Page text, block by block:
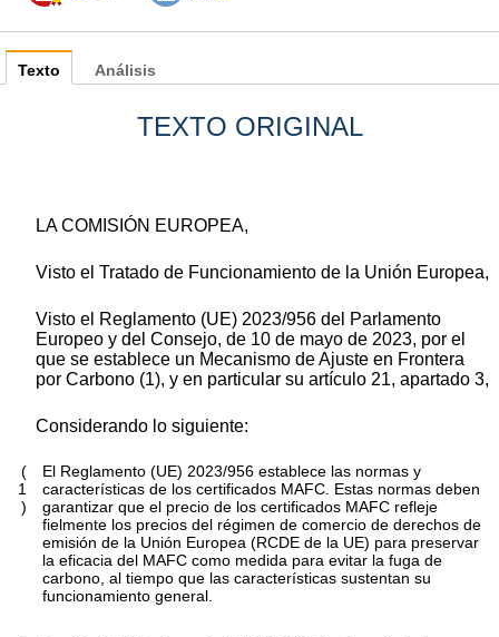
Texto
TEXTO ORIGINAL
LA COMISIÓN EUROPEA,
Visto el Tratado de Funcionamiento de la Unión Europea,
Visto el Reglamento (UE) 2023/956 del Parlamento
Europeo y del Consejo, de 10 de mayo de 2023, por el
que se establece un Mecanismo de Ajuste en Frontera
por Carbono (1), y en particular su artículo 21, apartado 3,
Considerando lo siguiente:
(
1
)
El Reglamento (UE) 2023/956 establece las normas y
características de los certificados MAFC. Estas normas deben
garantizar que el precio de los certificados MAFC refleje
fielmente los precios del régimen de comercio de derechos de
emisión de la Unión Europea (RCDE de la UE) para preservar
la eficacia del MAFC como medida para evitar la fuga de
carbono, al tiempo que las características sustentan su
funcionamiento general.
Análisis